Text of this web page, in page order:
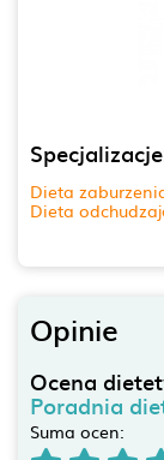
Dieta
Dieta
Opinie
Ocena
Poradnia
Suma ocen: